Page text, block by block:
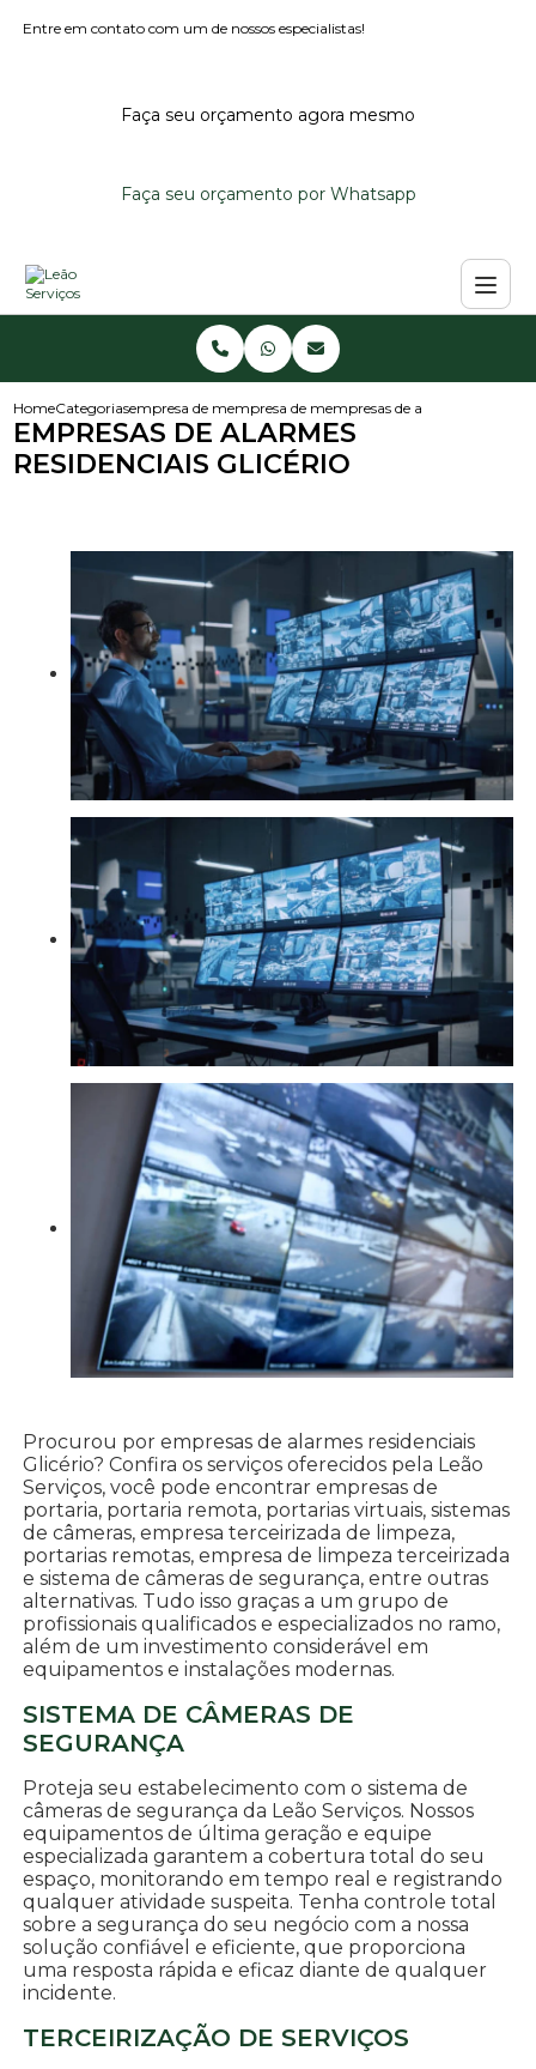
Entre em contato com um de nossos especialistas!
Faça seu orçamento agora mesmo
Faça seu orçamento por Whatsapp
HomeCategoriasempresa de monitoramento de alarmes
empresa de monitoramento de alarme
empresas de alarmes
EMPRESAS DE ALARMES
RESIDENCIAIS GLICÉRIO
Procurou por empresas de alarmes residenciais
Glicério? Confira os serviços oferecidos pela Leão
Serviços, você pode encontrar empresas de
portaria, portaria remota, portarias virtuais, sistemas
de câmeras, empresa terceirizada de limpeza,
portarias remotas, empresa de limpeza terceirizada
e sistema de câmeras de segurança, entre outras
alternativas. Tudo isso graças a um grupo de
profissionais qualificados e especializados no ramo,
além de um investimento considerável em
equipamentos e instalações modernas.
SISTEMA DE CÂMERAS DE
SEGURANÇA
Proteja seu estabelecimento com o sistema de
câmeras de segurança da Leão Serviços. Nossos
equipamentos de última geração e equipe
especializada garantem a cobertura total do seu
espaço, monitorando em tempo real e registrando
qualquer atividade suspeita. Tenha controle total
sobre a segurança do seu negócio com a nossa
solução confiável e eficiente, que proporciona
uma resposta rápida e eficaz diante de qualquer
incidente.
TERCEIRIZAÇÃO DE SERVIÇOS